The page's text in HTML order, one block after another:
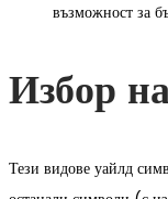
възможност за
Избор
Тези видове уайлд